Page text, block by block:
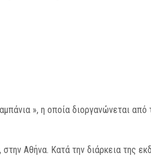
», η οποία διοργανώνεται από
Αθήνα. Κατά την διάρκεια της